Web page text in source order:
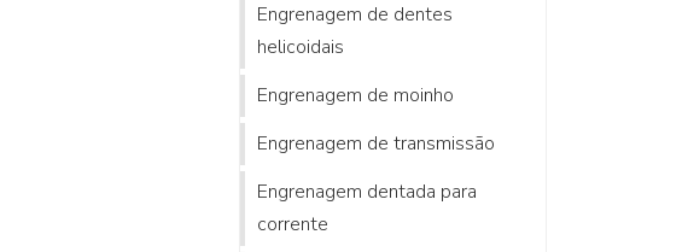
Engrenagem de dentes
helicoidais
Engrenagem de moinho
Engrenagem de transmissão
Engrenagem dentada para
corrente